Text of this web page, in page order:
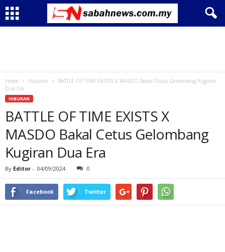
Home Hiburan
BATTLE OF TIME EXISTS X MASDO Bakal Cetus Gelombang Kugiran
Dua Era
HIBURAN
BATTLE OF TIME EXISTS X
MASDO Bakal Cetus Gelombang
Kugiran Dua Era
By Editor - 04/09/2024 0
Facebook Twitter